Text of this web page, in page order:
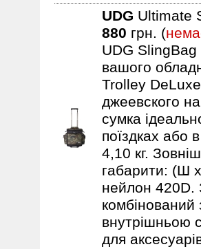
UDG Ultimate
880 грн. (
UDG SlingBag
вашого
Trolley DeLuxe
джеевского
сумка
поїздках або
4,10 кг.
габарити: (Ш
нейлон 420D.
внутрішньою
для